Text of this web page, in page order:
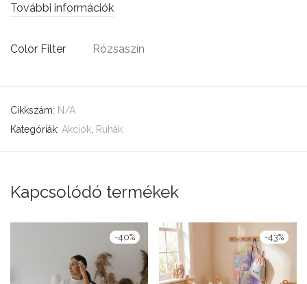
További információk
Color Filter Rózsaszín
Cikkszám: N/A
Kategóriák: Akciók Ruhák
Kapcsolódó termékek
-40% -43%